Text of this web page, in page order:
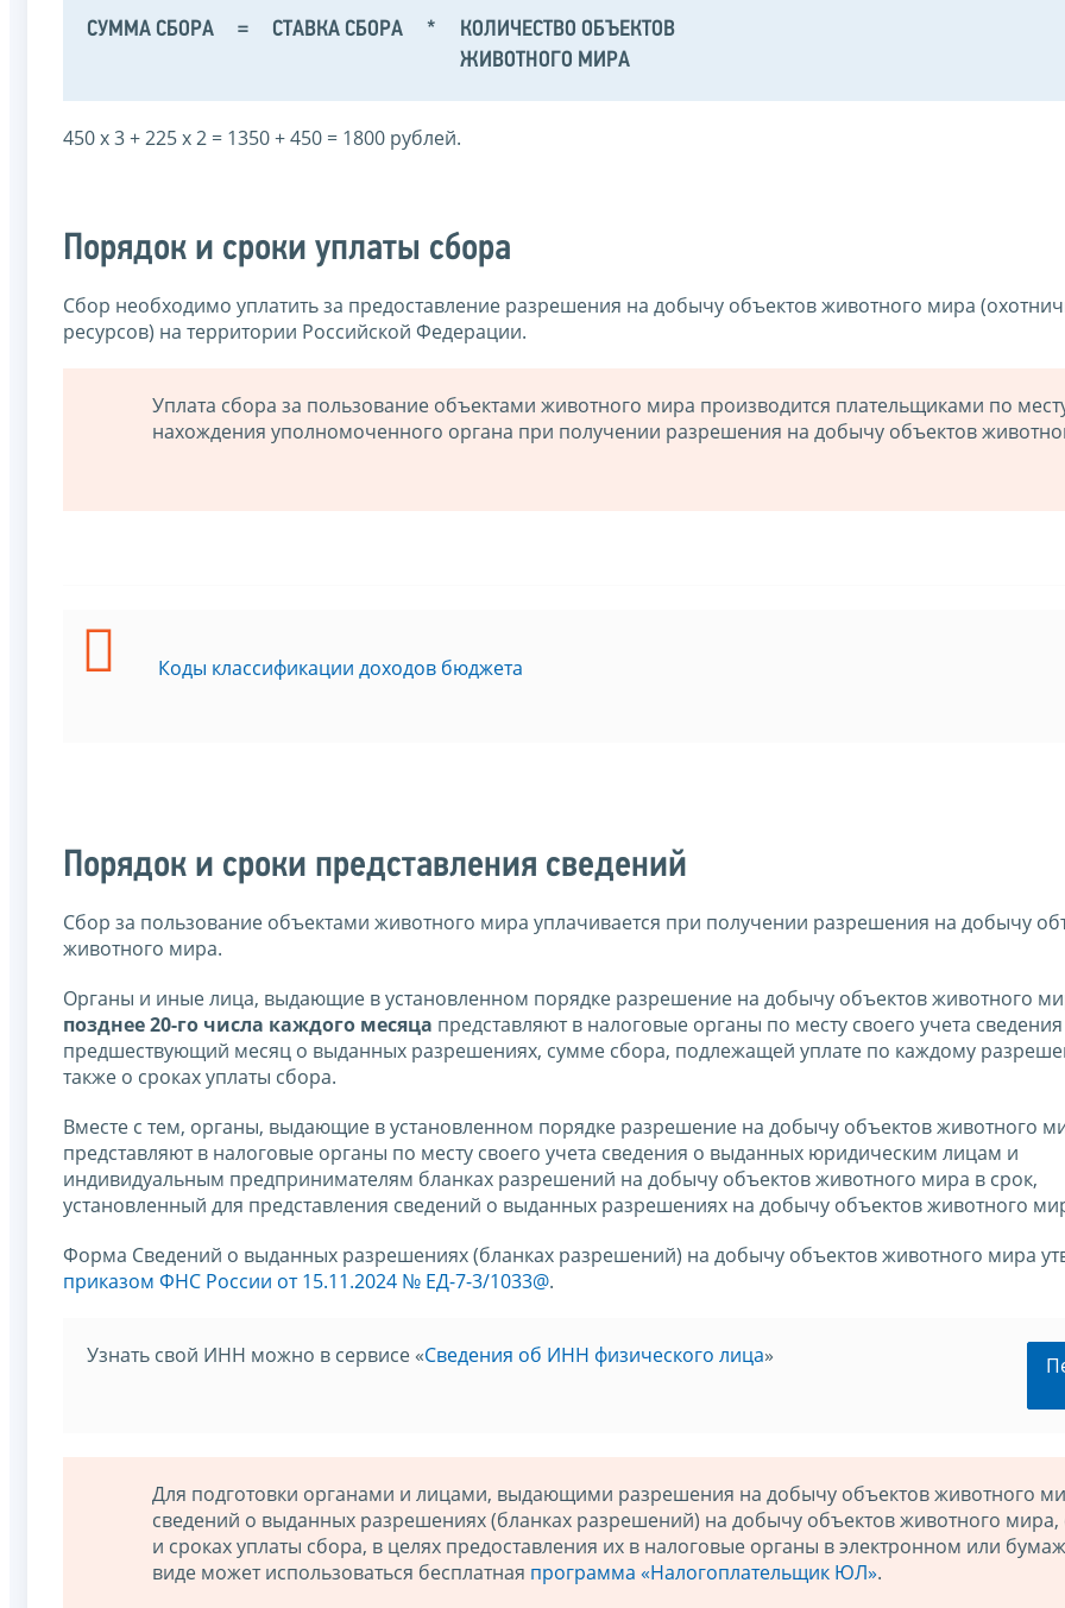
СУММА СБОРА = СТАВКА СБОРА *
КОЛИЧЕСТВО ОБЪЕКТОВ
ЖИВОТНОГО МИРА
450 х 3 + 225 х 2 = 1350 + 450 = 1800 рублей.
Порядок и сроки уплаты сбора
Сбор необходимо уплатить за предоставление разрешения на добычу объектов животного мира
ресурсов) на территории Российской Федерации.
Уплата сбора за пользование объектами животного мира производится плательщиками по
нахождения уполномоченного органа при получении разрешения на добычу объектов
Коды классификации доходов бюджета
Порядок и сроки представления сведений
Сбор за пользование объектами животного мира уплачивается при получении разрешения на добычу
животного мира.
Органы и иные лица, выдающие в установленном порядке разрешение на добычу объектов животного
позднее 20-го числа каждого месяца представляют в налоговые органы по месту своего учета сведения
предшествующий месяц о выданных разрешениях, сумме сбора, подлежащей уплате по каждому
также о сроках уплаты сбора.
Вместе с тем, органы, выдающие в установленном порядке разрешение на добычу объектов животного
представляют в налоговые органы по месту своего учета сведения о выданных юридическим лицам и
индивидуальным предпринимателям бланках разрешений на добычу объектов животного мира в срок,
установленный для представления сведений о выданных разрешениях на добычу объектов животного
Форма Сведений о выданных разрешениях (бланках разрешений) на добычу объектов животного мира
приказом ФНС России от 15.11.2024 № ЕД-7-3/1033@.
Узнать свой ИНН можно в сервисе «Сведения об ИНН физического лица»
Для подготовки органами и лицами, выдающими разрешения на добычу объектов животного
сведений о выданных разрешениях (бланках разрешений) на добычу объектов животного мира,
и сроках уплаты сбора, в целях предоставления их в налоговые органы в электронном или
виде может использоваться бесплатная программа «Налогоплательщик ЮЛ».